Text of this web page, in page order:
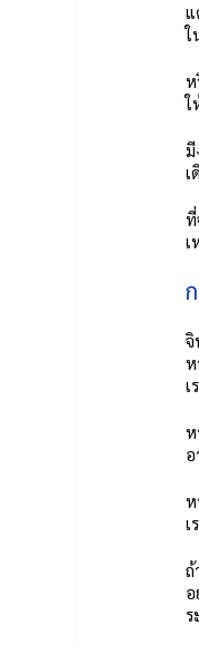
แ
ใ
ห
ใ
มี
เ
ที่
เ
จิ
ห
เ
ห
ห
เ
ถ้